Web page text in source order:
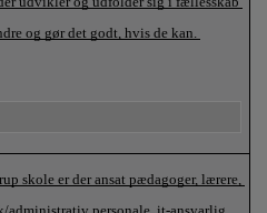
og gør det godt, hvis de kan.
skole er der ansat pædagoger, lærere,